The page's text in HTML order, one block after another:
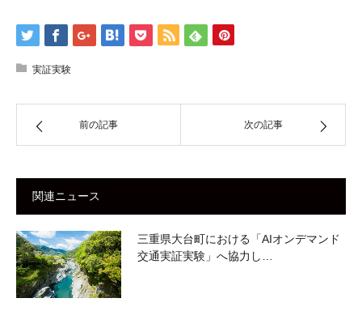
実証実験
前の記事 次の記事
関連ニュース
三重県大台町における「AIオンデマンド
交通実証実験」へ協力し…